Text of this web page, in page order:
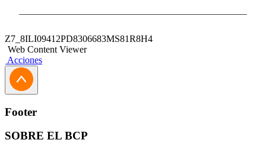
Z7_8ILI09412PD8306683MS81R8H4
Web Content Viewer
Acciones
Footer
SOBRE EL BCP